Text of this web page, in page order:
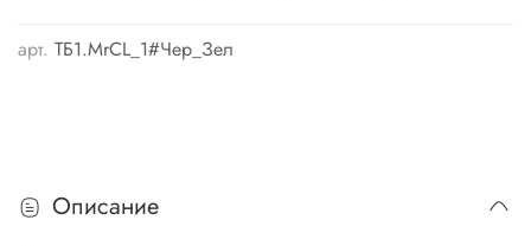
арт. ТБ1.MrCL_1#Чер_Зел
Описание